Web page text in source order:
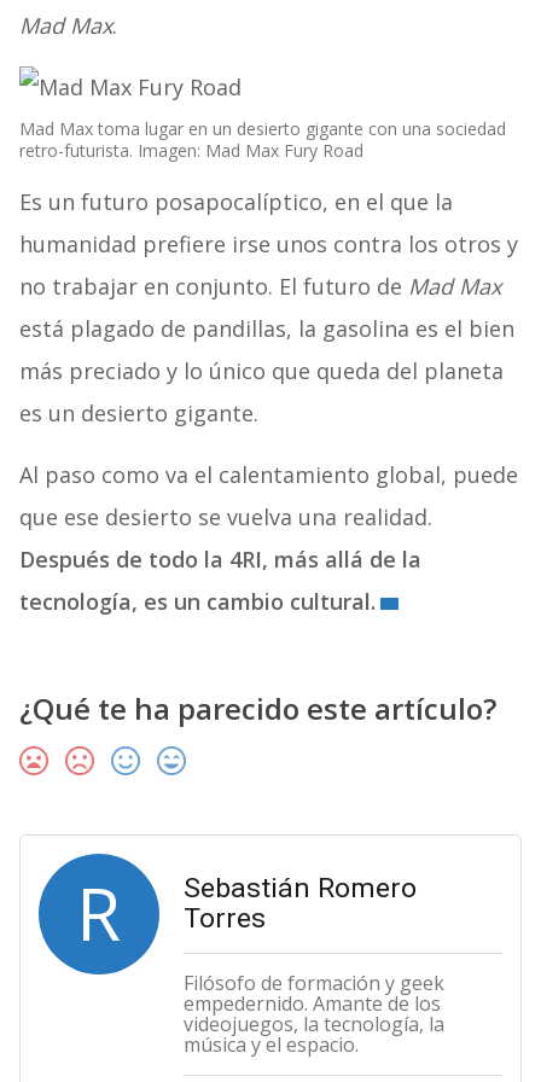
Mad Max.
Mad Max toma lugar en un desierto gigante con una sociedad
retro-futurista. Imagen: Mad Max Fury Road
Es un futuro posapocalíptico, en el que la
humanidad prefiere irse unos contra los otros y
no trabajar en conjunto. El futuro de Mad Max
está plagado de pandillas, la gasolina es el bien
más preciado y lo único que queda del planeta
es un desierto gigante.
Al paso como va el calentamiento global, puede
que ese desierto se vuelva una realidad.
Después de todo la 4RI, más allá de la
tecnología, es un cambio cultural.
¿Qué te ha parecido este artículo?
R
Sebastián Romero
Torres
Filósofo de formación y geek
empedernido. Amante de los
videojuegos, la tecnología, la
música y el espacio.